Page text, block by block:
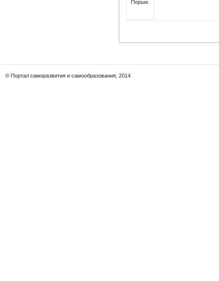
© Портал саморазвития и самообразования, 2014